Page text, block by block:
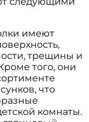
имеют
трещины и
того, они
что
комнаты.